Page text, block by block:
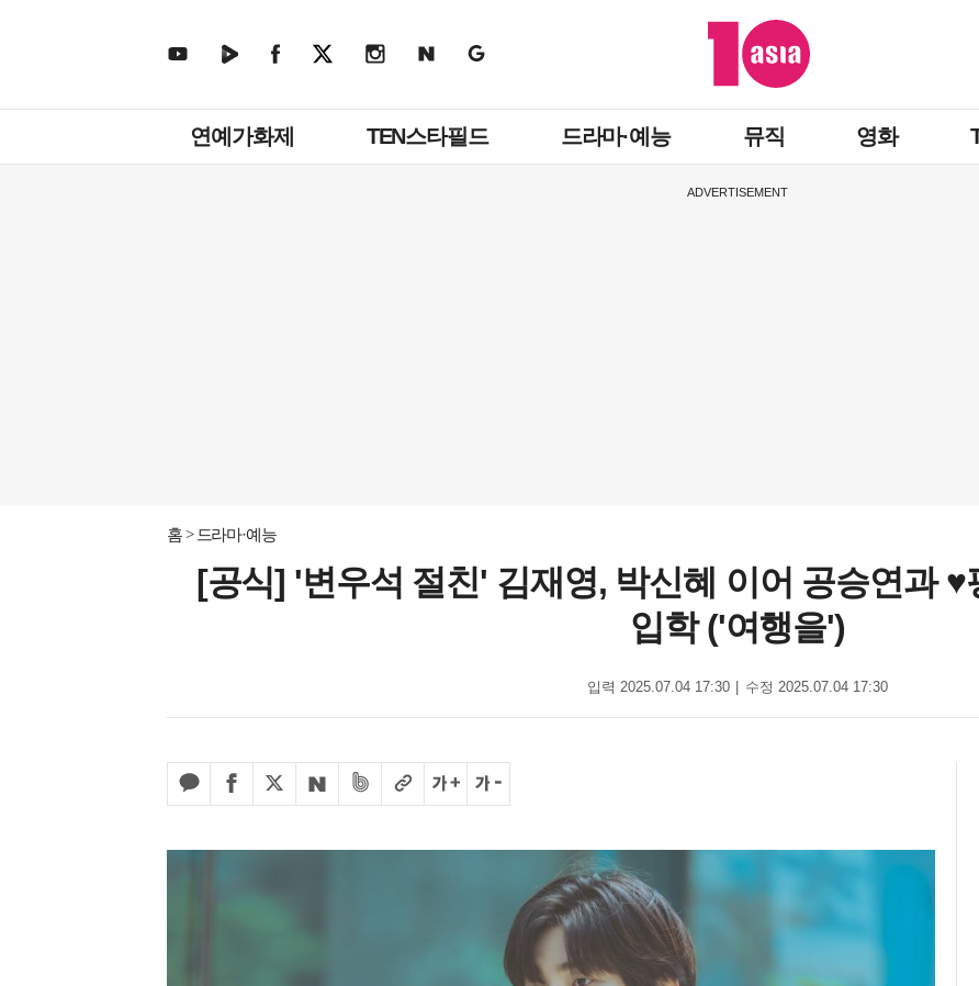
뉴
연예가화제 TEN스타필드 드라마·예능 뮤직 영화
ADVERTISEMENT
홈 드라마·예능
[공식] '변우석 절친' 김재영, 박신혜 이어 공승연과
입학 ('여행을')
입력 2025.07.04 17:30 수정 2025.07.04 17:30